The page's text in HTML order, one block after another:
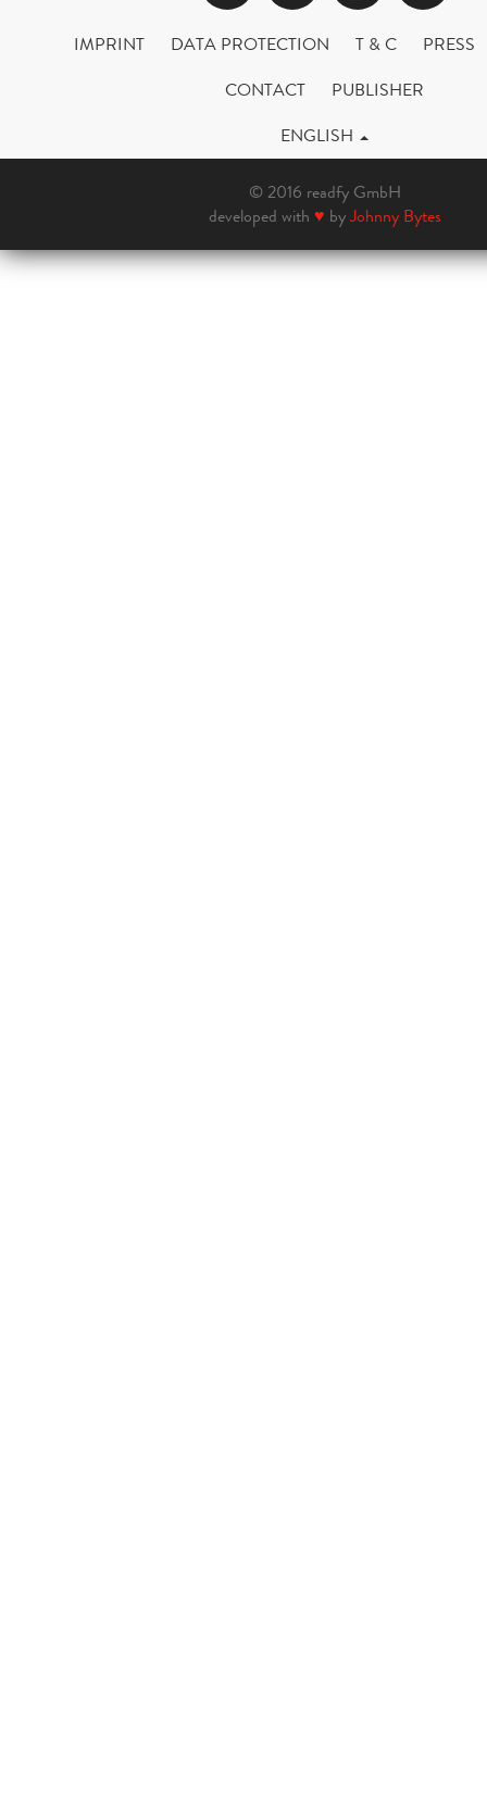
IMPRINT DATA PROTECTION T & C
PRESS
CONTACT
PUBLISHER
ENGLISH
© 2016 readfy GmbH
developed with ♥ byJohnny Bytes